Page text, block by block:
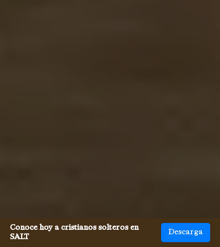
Conoce hoy a cristianos solteros en
SALT
Descarga